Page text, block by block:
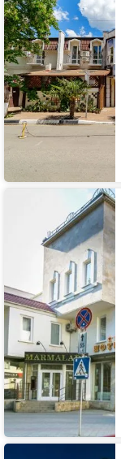
Южный
берег
Парк-